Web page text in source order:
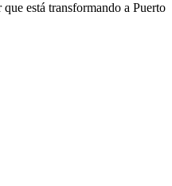
está transformando a Puerto